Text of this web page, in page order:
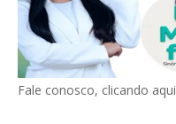
Fale conosco, clicando aqui